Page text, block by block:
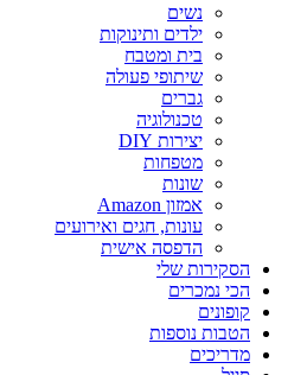
נשים
ילדים ותינוקות
בית ומטבח
שיתופי פעולה
גברים
טכנולוגיה
יצירות DIY
מטפחות
שונות
אמזון Amazon
עונות, חגים ואירועים
הדפסה אישית
הסקירות שלי
הכי נמכרים
קופונים
הטבות נוספות
מדריכים